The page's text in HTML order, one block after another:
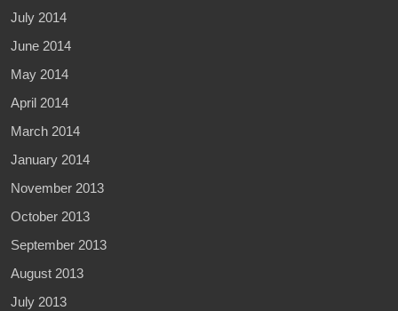
July 2014
June 2014
May 2014
April 2014
March 2014
January 2014
November 2013
October 2013
September 2013
August 2013
July 2013